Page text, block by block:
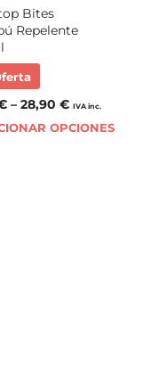
Bites
Repelente
– 28,90 € IVA inc.
OPCIONES